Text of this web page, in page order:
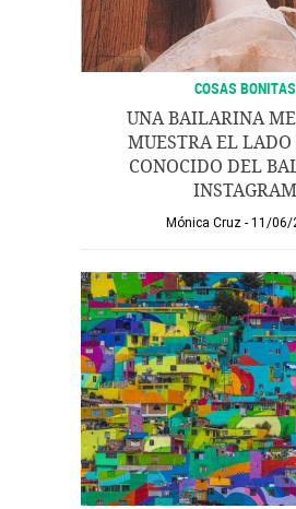
COSAS BONITAS
UNA BAILARINA
MUESTRA EL LADO
CONOCIDO DEL
INSTAGRAM
Mónica Cruz 11/06/